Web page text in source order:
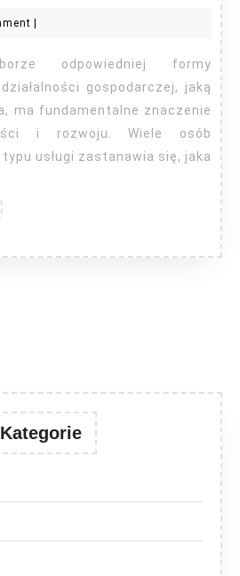
forma
opodatkowania?
|
gospodarczej, jaką
ma fundamentalne znaczenie
i rozwoju. Wiele osób
usługi zastanawia się, jaka
Kategorie